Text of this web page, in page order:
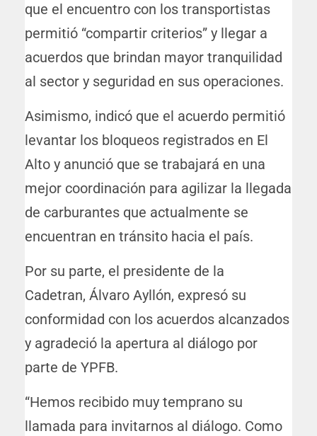
que el encuentro con los transportistas
permitió “compartir criterios” y llegar a
acuerdos que brindan mayor tranquilidad
al sector y seguridad en sus operaciones.
Asimismo, indicó que el acuerdo permitió
levantar los bloqueos registrados en El
Alto y anunció que se trabajará en una
mejor coordinación para agilizar la llegada
de carburantes que actualmente se
encuentran en tránsito hacia el país.
Por su parte, el presidente de la
Cadetran, Álvaro Ayllón, expresó su
conformidad con los acuerdos alcanzados
y agradeció la apertura al diálogo por
parte de YPFB.
“Hemos recibido muy temprano su
llamada para invitarnos al diálogo. Como